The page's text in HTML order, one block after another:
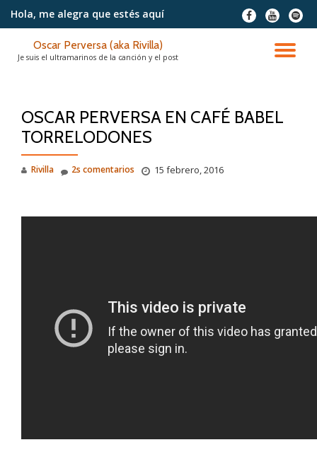
contenido
Hola, me alegra que estés aquí
fa-
facebook
fa-
youtube
fa-
spotify
Oscar Perversa (aka Rivilla)
Je suis el ultramarinos de la canción y el post
OSCAR PERVERSA EN CAFÉ BABEL
TORRELODONES
Rivilla 15 febrero, 2016
2s comentarios